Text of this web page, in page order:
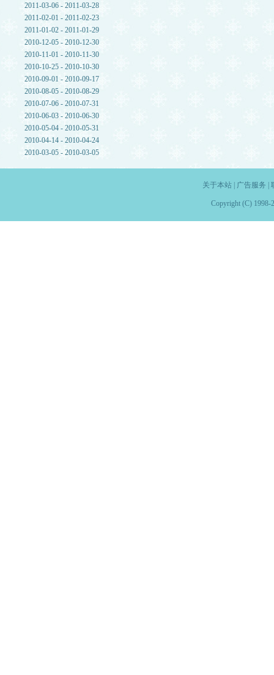
2011-03-06 - 2011-03-28
2011-02-01 - 2011-02-23
2011-01-02 - 2011-01-29
2010-12-05 - 2010-12-30
2010-11-01 - 2010-11-30
2010-10-25 - 2010-10-30
2010-09-01 - 2010-09-17
2010-08-05 - 2010-08-29
2010-07-06 - 2010-07-31
2010-06-03 - 2010-06-30
2010-05-04 - 2010-05-31
2010-04-14 - 2010-04-24
2010-03-05 - 2010-03-05
关于本站| 广告服务
Copyright (C) 1998-